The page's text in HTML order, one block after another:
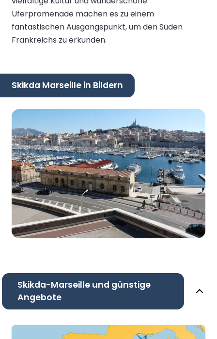
Uferpromenade machen es zu einem
fantastischen Ausgangspunkt, um den Süden
Frankreichs zu erkunden.
Skikda Marseille in Bildern
Skikda-Marseille und günstige
Angebote